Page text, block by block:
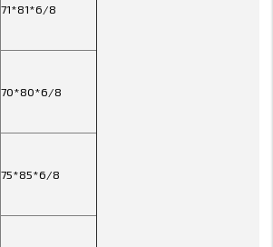
71*81*6/8
70*80*6/8
75*85*6/8